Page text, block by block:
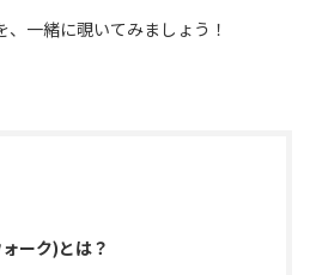
一緒に覗いてみましょう！
ーク)とは？